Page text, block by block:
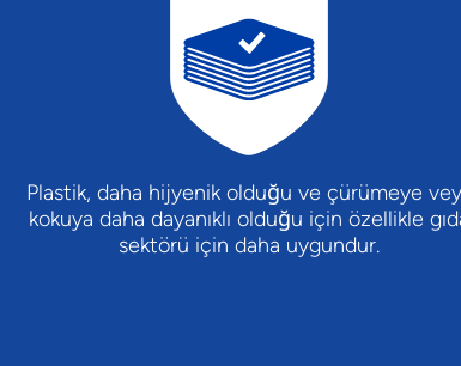
Plastik, daha hijyenik olduğu ve çürümeye
kokuya daha dayanıklı olduğu için özellikle
sektörü için daha uygundur.